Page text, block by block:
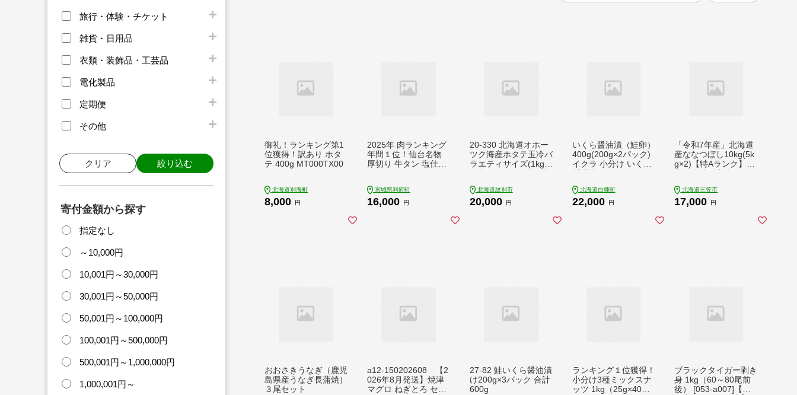
旅行・体験・チケット
雑貨・日用品
衣類・装飾品・工芸品
電化製品
定期便
その他
クリア 絞り込む
寄付金額から探す
指定なし
～10,000円
10,001円～30,000円
30,001円～50,000円
50,001円～100,000円
100,001円～500,000円
500,001円～1,000,000円
1,000,001円～
御礼！ランキング第1
位獲得！訳あり ホタ
テ 400g MT000TX00
北海道別海町
8,000 円
2025年 肉ランキング
年間１位！仙台名物
厚切り 牛タン 塩仕込
簡単調理 [ランキング
1位 牛タン 焼くだけ
宮城県利府町
16,000 円
20-330 北海道オホー
ツク海産ホタテ玉冷バ
ラエティサイズ(1kg)
北海道紋別市
20,000 円
いくら醤油漬（鮭卵）
400g(200g×2パック)
イクラ 小分け いくら
ura 醤油いくら 冷凍
いくら いくら北海道
北海道白糠町
22,000 円
「令和7年産」北海道
産ななつぼし10kg(5k
g×2)【特Aランク】
6018】
北海道三笠市
17,000 円
おおさきうなぎ（鹿児
島県産うなぎ長蒲焼）
３尾セット
a12-150202608 【2
026年8月発送】焼津
マグロ ねぎとろ セッ
27-82 鮭いくら醤油漬
け200g×3パック 合計
600g
ランキング１位獲得！
小分け3種ミックスナ
ッツ 1kg（25g×40
ブラックタイガー剥き
身 1kg（60～80尾前
後） [053-a007]【敦